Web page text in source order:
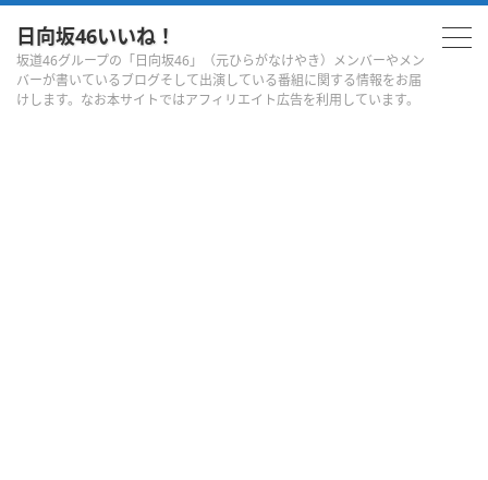
日向坂46いいね！
坂道46グループの「日向坂46」（元ひらがなけやき）メンバーやメン
バーが書いているブログそして出演している番組に関する情報をお届
けします。なお本サイトではアフィリエイト広告を利用しています。